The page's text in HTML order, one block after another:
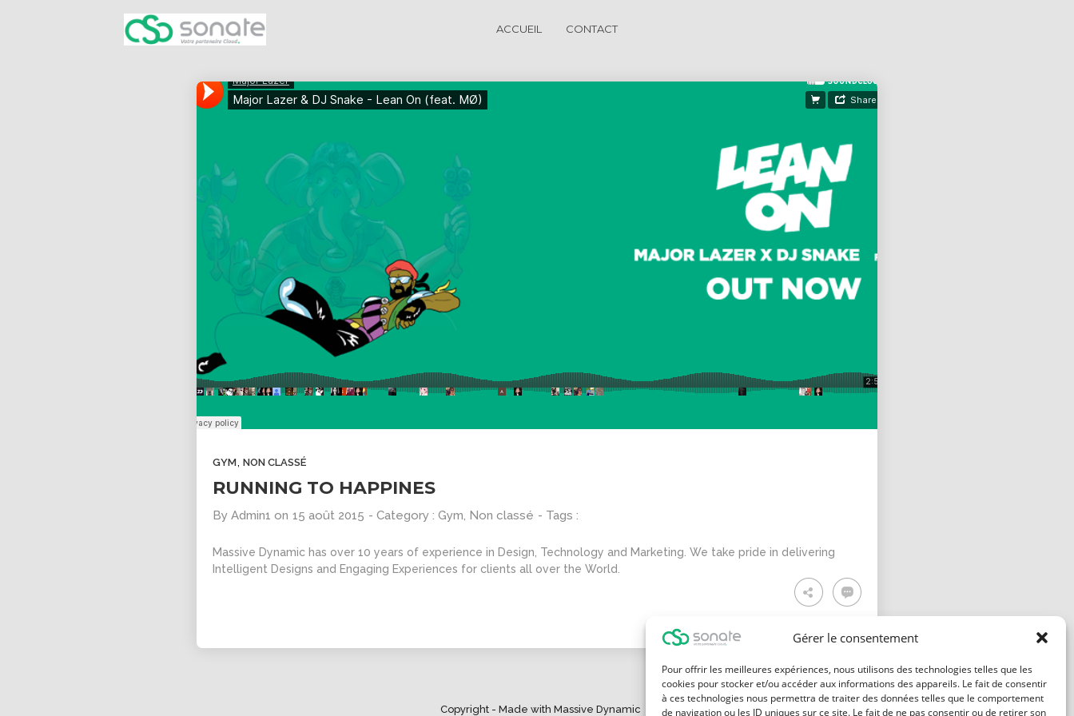
Gérer le consentement
Pour offrir les meilleures expériences, nous utilisons des technologies telles que les
cookies pour stocker et/ou accéder aux informations des appareils. Le fait de consentir
à ces technologies nous permettra de traiter des données telles que le comportement
de navigation ou les ID uniques sur ce site. Le fait de ne pas consentir ou de retirer son
ACCUEIL CONTACT
GYM,NON CLASSÉ
RUNNING TO HAPPINES
ByAdmin1 on 15 août 2015 - Category :Gym, Non classé - Tags :
Massive Dynamic has over 10 years of experience in Design, Technology and Marketing. We take pride in delivering
Intelligent Designs and Engaging Experiences for clients all over the World.
Copyright - Made with Massive Dynamic